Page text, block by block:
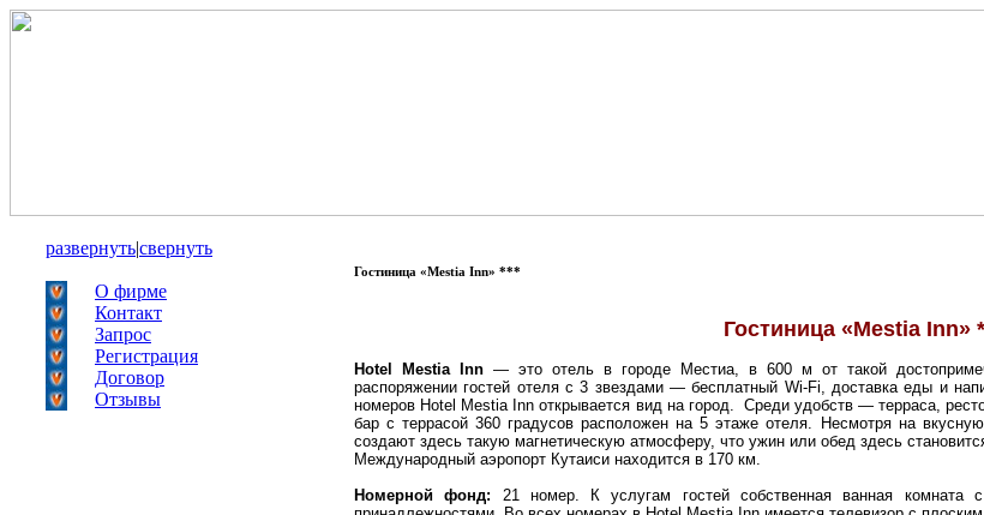
развернуть|свернуть
О фирме
Контакт
Запрос
Регистрация
Договор
Отзывы
Гостиница «Mestia Inn» ***
Гостиница «Mestia Inn»
Hotel Mestia Inn — это отель в городе Местиа, в 600 м от такой
распоряжении гостей отеля с 3 звездами — бесплатный Wi-Fi, доставка еды и
номеров Hotel Mestia Inn открывается вид на город. Среди удобств — терраса,
бар с террасой 360 градусов расположен на 5 этаже отеля. Несмотря на
создают здесь такую магнетическую атмосферу, что ужин или обед здесь
Международный аэропорт Кутаиси находится в 170 км.
Номерной фонд: 21 номер. К услугам гостей собственная ванная комната